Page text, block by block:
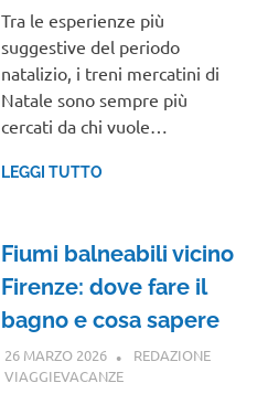
Tra le esperienze più
suggestive del periodo
natalizio, i treni mercatini di
Natale sono sempre più
cercati da chi vuole…
LEGGI TUTTO
Fiumi balneabili vicino
Firenze: dove fare il
bagno e cosa sapere
26 MARZO 2026
REDAZIONE
VIAGGIEVACANZEGUIDE